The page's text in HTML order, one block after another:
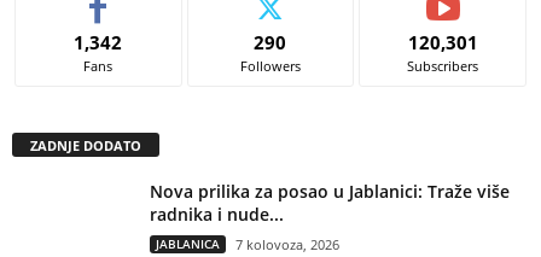
1,342
Fans
290
Followers
120,301
Subscribers
ZADNJE DODATO
Nova prilika za posao u Jablanici: Traže više
radnika i nude...
JABLANICA 7 kolovoza, 2026